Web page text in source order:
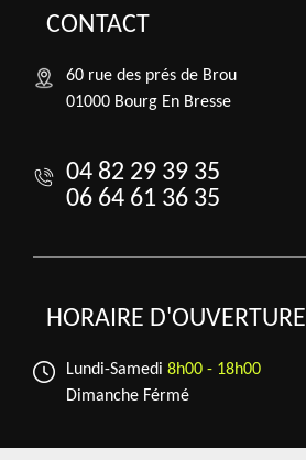
CONTACT
60 rue des prés de Brou
01000 Bourg En Bresse
04 82 29 39 35
06 64 61 36 35
HORAIRE D'OUVERTURE
Lundi-Samedi 8h00 - 18h00
Dimanche Férmé